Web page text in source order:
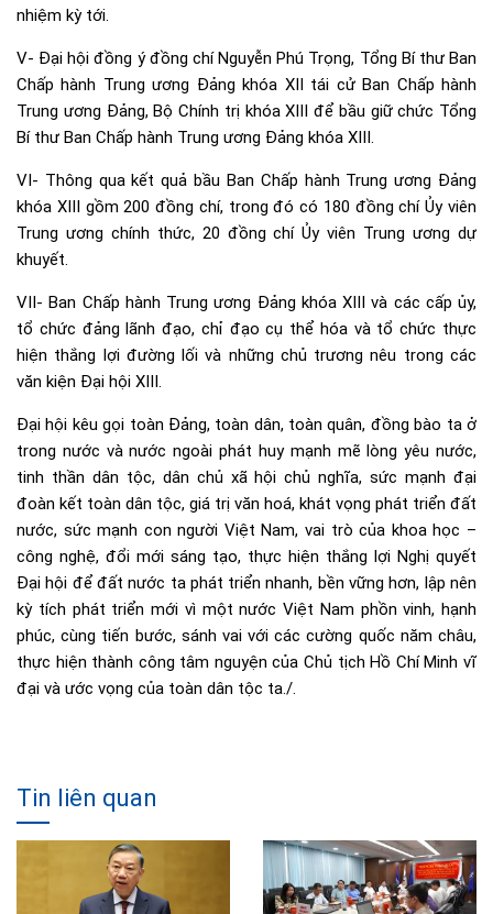
nhiệm kỳ tới.
V- Đại hội đồng ý đồng chí Nguyễn Phú Trọng, Tổng Bí thư Ban
Chấp hành Trung ương Đảng khóa XII tái cử Ban Chấp hành
Trung ương Đảng, Bộ Chính trị khóa XIII để bầu giữ chức Tổng
Bí thư Ban Chấp hành Trung ương Đảng khóa XIII.
VI- Thông qua kết quả bầu Ban Chấp hành Trung ương Đảng
khóa XIII gồm 200 đồng chí, trong đó có 180 đồng chí Ủy viên
Trung ương chính thức, 20 đồng chí Ủy viên Trung ương dự
khuyết.
VII- Ban Chấp hành Trung ương Đảng khóa XIII và các cấp ủy,
tổ chức đảng lãnh đạo, chỉ đạo cụ thể hóa và tổ chức thực
hiện thắng lợi đường lối và những chủ trương nêu trong các
văn kiện Đại hội XIII.
Đại hội kêu gọi toàn Đảng, toàn dân, toàn quân, đồng bào ta ở
trong nước và nước ngoài phát huy mạnh mẽ lòng yêu nước,
tinh thần dân tộc, dân chủ xã hội chủ nghĩa, sức mạnh đại
đoàn kết toàn dân tộc, giá trị văn hoá, khát vọng phát triển đất
nước, sức mạnh con người Việt Nam, vai trò của khoa học –
công nghệ, đổi mới sáng tạo, thực hiện thắng lợi Nghị quyết
Đại hội để đất nước ta phát triển nhanh, bền vững hơn, lập nên
kỳ tích phát triển mới vì một nước Việt Nam phồn vinh, hạnh
phúc, cùng tiến bước, sánh vai với các cường quốc năm châu,
thực hiện thành công tâm nguyện của Chủ tịch Hồ Chí Minh vĩ
đại và ước vọng của toàn dân tộc ta./.
Tin liên quan